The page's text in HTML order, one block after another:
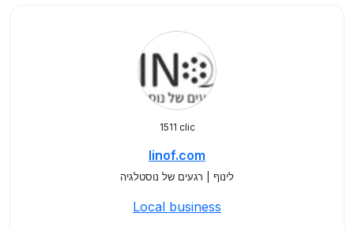
1511 clic
linof.com
לינוף | רגעים של נוסטלגיה
Local business